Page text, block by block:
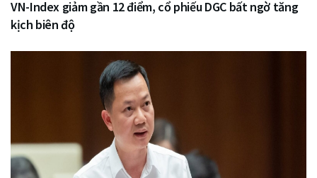
VN-Index giảm gần 12 điểm, cổ phiếu DGC bất ngờ tăng
kịch biên độ